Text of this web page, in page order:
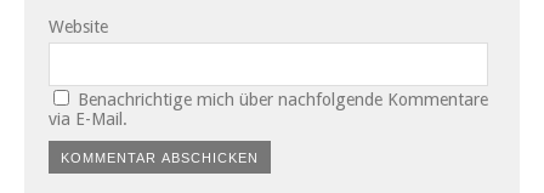
Website
Benachrichtige mich über nachfolgende Kommentare
via E-Mail.